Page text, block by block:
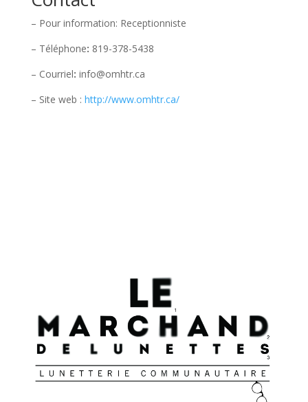
– Pour information: Receptionniste
– Téléphone: 819-378-5438
– Courriel: info@omhtr.ca
– Site web : http://www.omhtr.ca/